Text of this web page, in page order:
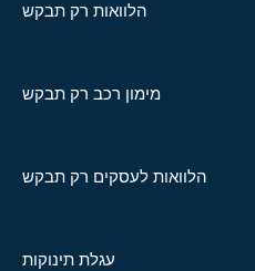
הלוואות רק תבקש
מימון רכב רק תבקש
הלוואות לעסקים רק תבקש
עגלת תינוקות